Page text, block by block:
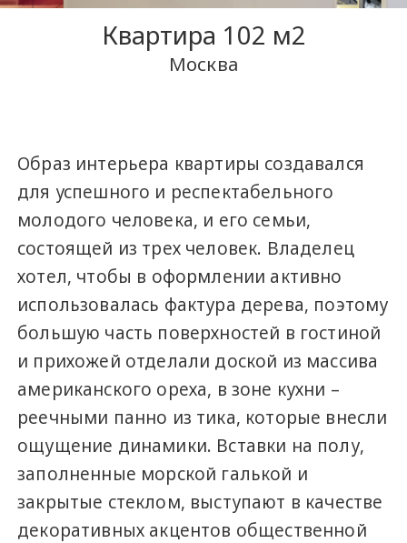
Квартира 102 м2
Москва
Образ интерьера квартиры создавался
для успешного и респектабельного
молодого человека, и его семьи,
состоящей из трех человек. Владелец
хотел, чтобы в оформлении активно
использовалась фактура дерева, поэтому
большую часть поверхностей в гостиной
и прихожей отделали доской из массива
американского ореха, в зоне кухни –
реечными панно из тика, которые внесли
ощущение динамики. Вставки на полу,
заполненные морской галькой и
закрытые стеклом, выступают в качестве
декоративных акцентов общественной